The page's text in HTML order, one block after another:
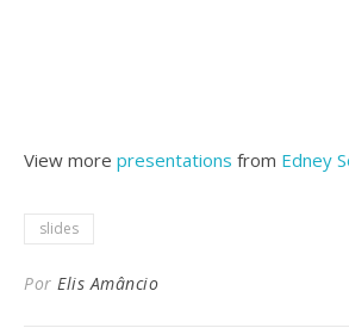
View more presentations from Edney
slides
Por Elis Amâncio